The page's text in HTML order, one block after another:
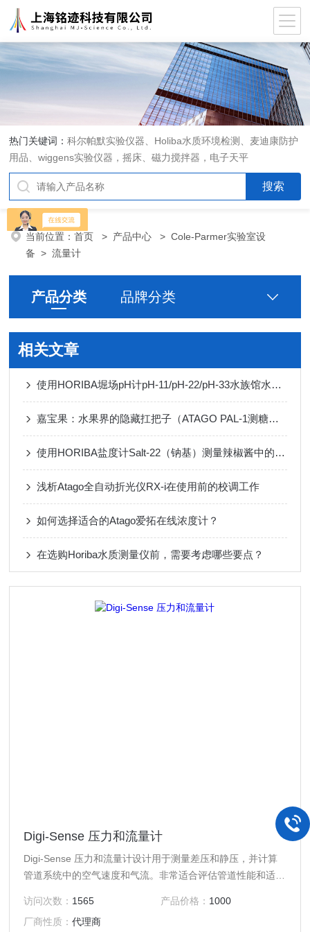
热门关键词：科尔帕默实验仪器、Holiba水质环境检测、麦迪康防护
用品、wiggens实验仪器，摇床、磁力搅拌器，电子天平
当前位置：首页 > 产品中心 >Cole-Parmer实验室设
备 >流量计
产品分类 品牌分类
相关文章
使用HORIBA堀场pH计pH-11/pH-22/pH-33水族馆水质检测
嘉宝果：水果界的隐藏扛把子（ATAGO PAL-1测糖仪）
使用HORIBA盐度计Salt-22（钠基）测量辣椒酱中的盐含量
浅析Atago全自动折光仪RX-i在使用前的校调工作
如何选择适合的Atago爱拓在线浓度计？
在选购Horiba水质测量仪前，需要考虑哪些要点？
Digi-Sense 压力和流量计
Digi-Sense 压力和流量计设计用于测量差压和静压，并计算
管道系统中的空气速度和气流。非常适合评估管道性能和适当
及确保建筑物和学校的安全工作条件。
访问次数： 1565 产品价格： 1000
厂商性质：代理商